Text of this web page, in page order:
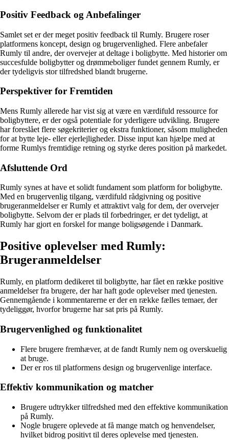
Positiv Feedback og Anbefalinger
Samlet set er der meget positiv feedback til Rumly. Brugere roser
platformens koncept, design og brugervenlighed. Flere anbefaler
Rumly til andre, der overvejer at deltage i boligbytte. Med historier om
succesfulde boligbytter og drømmeboliger fundet gennem Rumly, er
der tydeligvis stor tilfredshed blandt brugerne.
Perspektiver for Fremtiden
Mens Rumly allerede har vist sig at være en værdifuld ressource for
boligbyttere, er der også potentiale for yderligere udvikling. Brugere
har foreslået flere søgekriterier og ekstra funktioner, såsom muligheden
for at bytte leje- eller ejerlejligheder. Disse input kan hjælpe med at
forme Rumlys fremtidige retning og styrke deres position på markedet.
Afsluttende Ord
Rumly synes at have et solidt fundament som platform for boligbytte.
Med en brugervenlig tilgang, værdifuld rådgivning og positive
brugeranmeldelser er Rumly et attraktivt valg for dem, der overvejer
boligbytte. Selvom der er plads til forbedringer, er det tydeligt, at
Rumly har gjort en forskel for mange boligsøgende i Danmark.
Positive oplevelser med Rumly:
Brugeranmeldelser
Rumly, en platform dedikeret til boligbytte, har fået en række positive
anmeldelser fra brugere, der har haft gode oplevelser med tjenesten.
Gennemgående i kommentarerne er der en række fælles temaer, der
tydeliggør, hvorfor brugerne har sat pris på Rumly.
Brugervenlighed og funktionalitet
Flere brugere fremhæver, at de fandt Rumly nem og overskuelig
at bruge.
Der er ros til platformens design og brugervenlige interface.
Effektiv kommunikation og matcher
Brugere udtrykker tilfredshed med den effektive kommunikation
på Rumly.
Nogle brugere oplevede at få mange match og henvendelser,
hvilket bidrog positivt til deres oplevelse med tjenesten.